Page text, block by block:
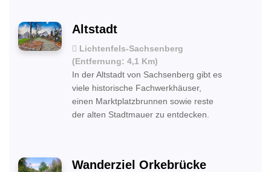
Altstadt
Lichtenfels-Sachsenberg
(Entfernung: 4,1 Km)
In der Altstadt von Sachsenberg gibt es
viele historische Fachwerkhäuser,
einen Marktplatzbrunnen sowie reste
der alten Stadtmauer zu entdecken.
Wanderziel Orkebrücke